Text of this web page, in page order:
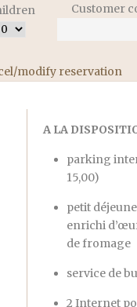
Customer
modify reservation
A LA
parking
15,00)
petit
enrichi
de fromage
service de
2 Internet